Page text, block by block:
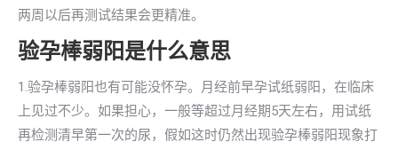
两周以后再测试结果会更精准。
验孕棒弱阳是什么意思
1.验孕棒弱阳也有可能没怀孕。月经前早孕试纸弱阳，在临床
上见过不少。如果担心，一般等超过月经期5天左右，用试纸
再检测清早第一次的尿，假如这时仍然出现验孕棒弱阳现象打